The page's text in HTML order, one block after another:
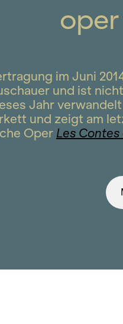
im Juni
und ist
Jahr
und zeigt am
Oper Les Contes